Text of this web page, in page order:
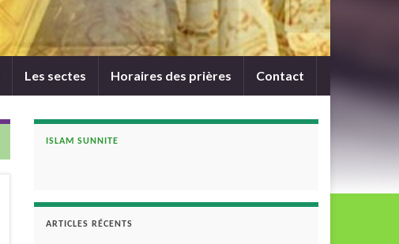
Les sectes Horaires des prières Contact
ISLAM SUNNITE
ARTICLES RÉCENTS